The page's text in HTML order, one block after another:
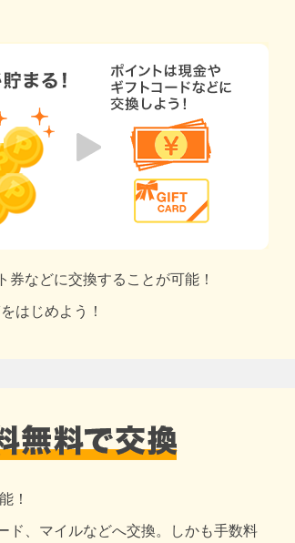
などに交換することが可能！
はじめよう！
！
ド、マイルなどへ交換。しかも手数料